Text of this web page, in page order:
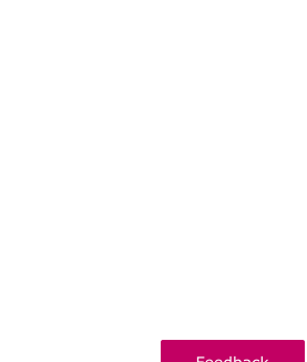
- U verlaat Rechtspraak.nl
- U verlaat Rechtspraak.nl
- U verlaat Rechtspraak.nl
Youtube - U verlaat Rechtspraak.nl
op LinkedIn - U verlaat
de hoogte' nieuwsbrief - U verlaat